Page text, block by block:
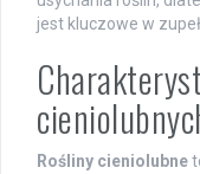
jest kluczowe w
Rośliny cieniolubne